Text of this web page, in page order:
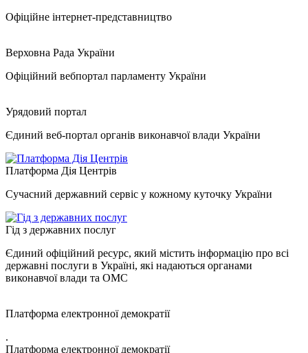
Офіційне інтернет-представництво
Верховна Рада України
Офіційний вебпортал парламенту України
Урядовий портал
Єдиний веб-портал органів виконавчої влади України
Платформа Дія Центрів
Сучасний державний сервіс у кожному куточку України
Гід з державних послуг
Єдиний офіційний ресурс, який містить інформацію про всі
державні послуги в Україні, які надаються органами
виконавчої влади та ОМС
Платформа електронної демократії
.
Платформа електронної демократії